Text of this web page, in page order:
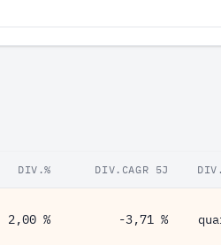
DIV.% DIV.CAGR 5J
2,00 % -3,71 %